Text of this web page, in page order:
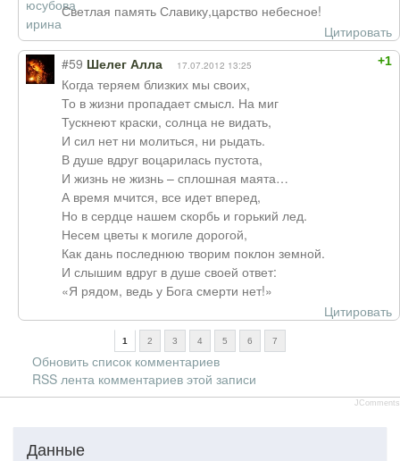
Светлая память Славику,царство небесное!
Цитировать
+1
#59 Шелег Алла 17.07.2012 13:25
Когда теряем близких мы своих,
То в жизни пропадает смысл. На миг
Тускнеют краски, солнца не видать,
И сил нет ни молиться, ни рыдать.
В душе вдруг воцарилась пустота,
И жизнь не жизнь – сплошная маята…
А время мчится, все идет вперед,
Но в сердце нашем скорбь и горький лед.
Несем цветы к могиле дорогой,
Как дань последнюю творим поклон земной.
И слышим вдруг в душе своей ответ:
«Я рядом, ведь у Бога смерти нет!»
Цитировать
1 2 3 4 5 6 7
Обновить список комментариев
RSS лента комментариев этой записи
JComments
Данные